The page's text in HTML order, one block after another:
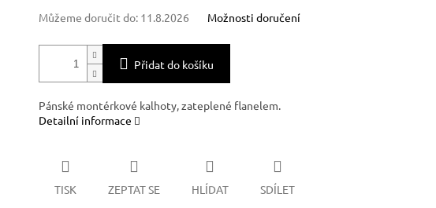
Můžeme doručit do: 11.8.2026 Možnosti doručení
Přidat do košíku
Pánské montérkové kalhoty, zateplené flanelem.
Detailní informace
TISK ZEPTAT SE HLÍDAT SDÍLET